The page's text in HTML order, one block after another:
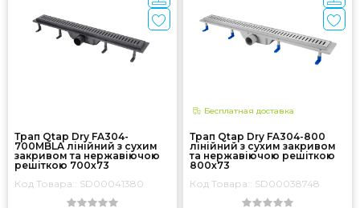
Трап Qtap Dry FA304-
700MBLA лінійний з сухим
закривом та нержавіючою
решіткою 700х73
Код Товара:: SD00041380
Бесплатная доставка
Трап Qtap Dry FA304-800
лінійний з сухим закривом
та нержавіючою решіткою
800х73
Код Товара:: SD00038748